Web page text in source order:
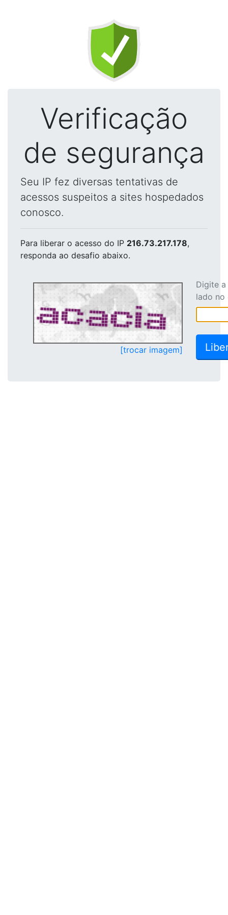
Verificação
de segurança
Seu IP fez diversas tentativas de
acessos suspeitos a sites hospedados
conosco.
Para liberar o acesso do IP 216.73.217.178,
responda ao desafio abaixo.
[trocar imagem]
Digite
lado no